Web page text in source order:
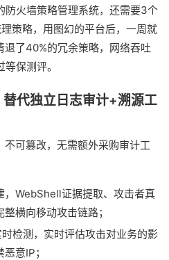
防火墙策略管理系统，还需要3个
策略，用图幻的平台后，一周就
退了40%的冗余策略，网络吞吐
保测评。
代独立日志审计+溯源工
可篡改，无需额外采购审计工
，WebShell证据提取、攻击者真
横向移动攻击链路；
检测，实时评估攻击对业务的影
意IP；